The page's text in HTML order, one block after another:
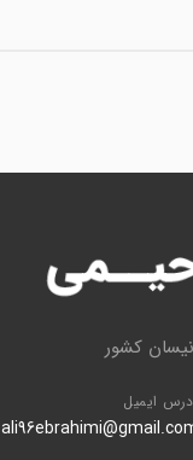
کشور
ایمیل